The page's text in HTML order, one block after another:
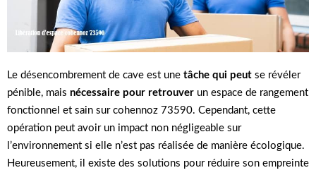
Le désencombrement de cave est une tâche qui peut se révéler
pénible, mais nécessaire pour retrouver un espace de rangement
fonctionnel et sain sur cohennoz 73590. Cependant, cette
opération peut avoir un impact non négligeable sur
l’environnement si elle n’est pas réalisée de manière écologique.
Heureusement, il existe des solutions pour réduire son empreinte